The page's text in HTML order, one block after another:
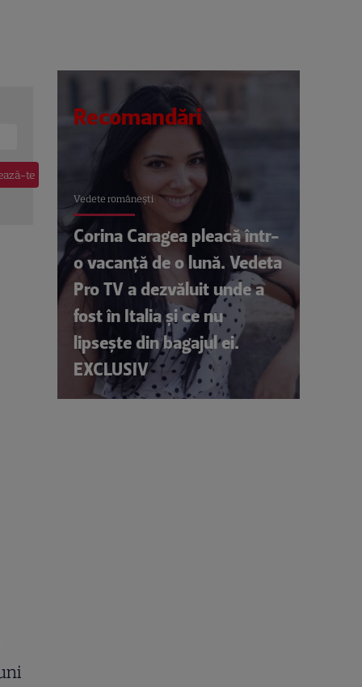
Recomandări
Vedete româneşti
Corina Caragea pleacă într-
o vacanță de o lună. Vedeta
Pro TV a dezvăluit unde a
fost în Italia și ce nu
lipsește din bagajul ei.
EXCLUSIV